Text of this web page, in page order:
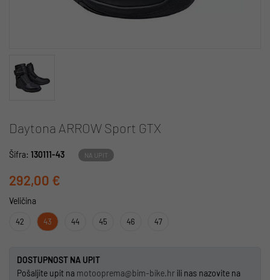
Daytona ARROW Sport GTX
Šifra: 130111-43 NA UPIT
292,00 €
Veličina
42 43 44 45 46 47
DOSTUPNOST NA UPIT
Pošaljite upit na motooprema@bim-bike.hr ili nas nazovite na